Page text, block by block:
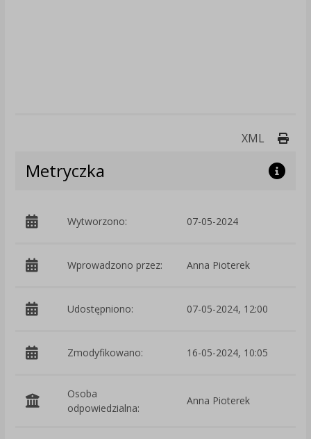
XML
Metryczka
Wytworzono: 07-05-2024
Wprowadzono przez: Anna Pioterek
Udostępniono: 07-05-2024, 12:00
Zmodyfikowano: 16-05-2024, 10:05
Osoba
odpowiedzialna:
Anna Pioterek